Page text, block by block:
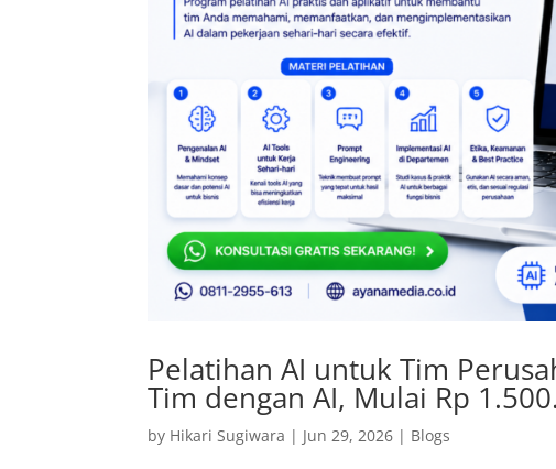
Pelatihan AI untuk Tim
Tim dengan AI, Mulai Rp
by Hikari Sugiwara | Jun 29, 2026 | Blogs